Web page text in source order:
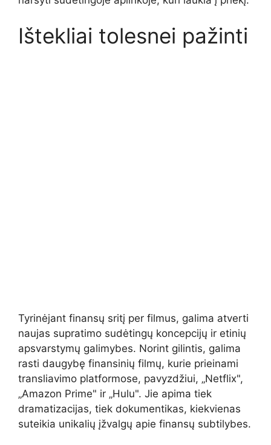
Ištekliai tolesnei pažinti
Tyrinėjant finansų sritį per filmus, galima atverti
naujas supratimo sudėtingų koncepcijų ir etinių
apsvarstymų galimybes. Norint gilintis, galima
rasti daugybę finansinių filmų, kurie prieinami
transliavimo platformose, pavyzdžiui, „Netflix",
„Amazon Prime" ir „Hulu". Jie apima tiek
dramatizacijas, tiek dokumentikas, kiekvienas
suteikia unikalių įžvalgų apie finansų subtilybes.